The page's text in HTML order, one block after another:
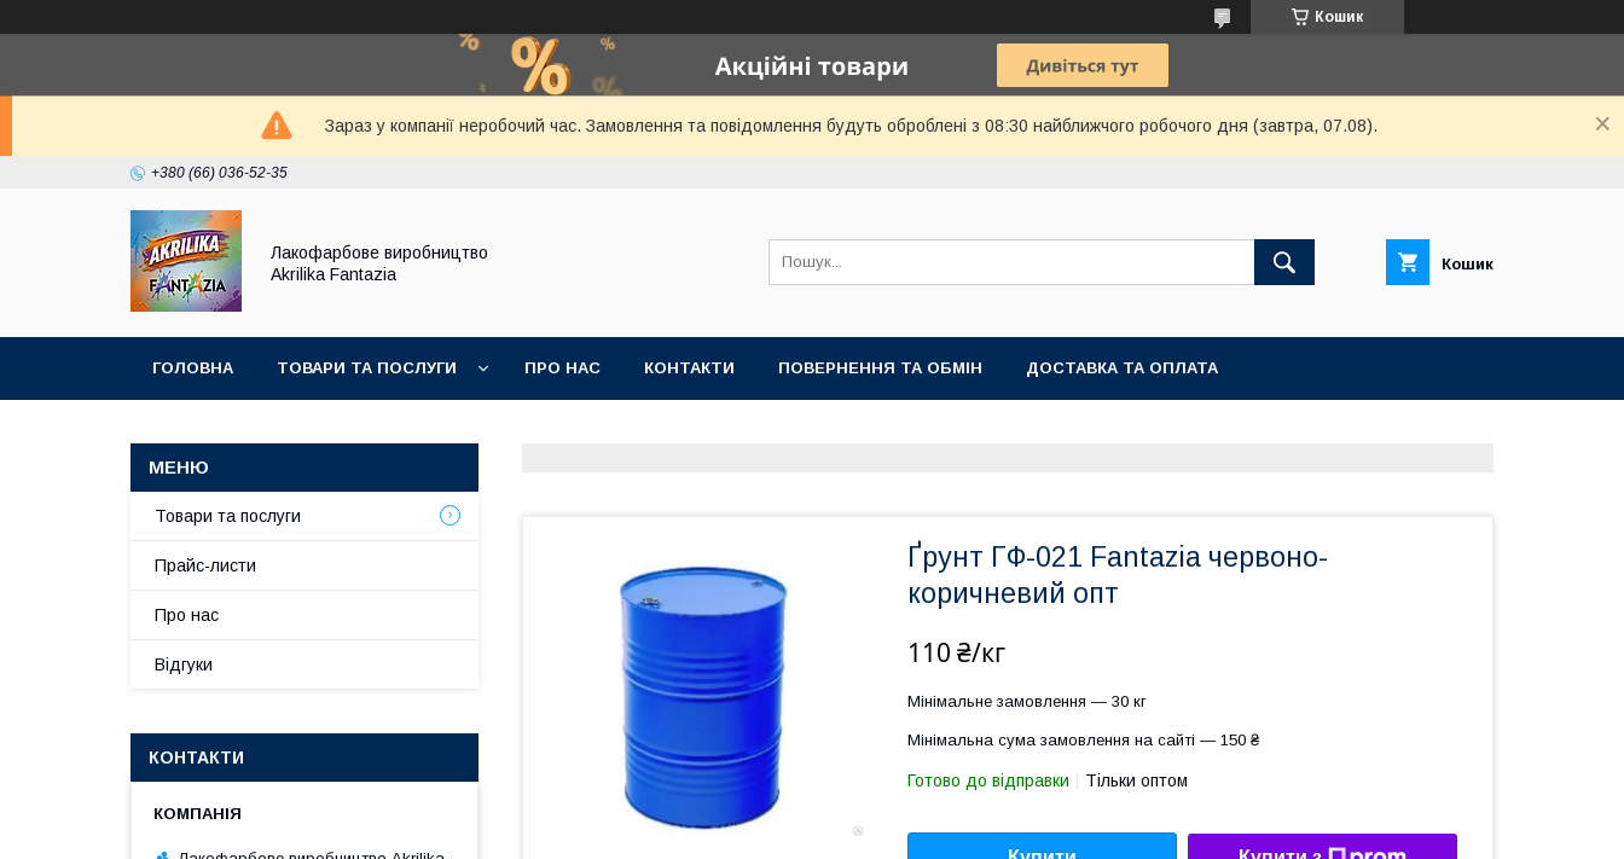
Кошик
Зараз у компанії неробочий час. Замовлення та повідомлення будуть оброблені з 08:30 найближчого робочого дня (завтра, 07.08).
+380 (66) 036-52-35
Лакофарбове виробництво
Akrilika Fantazia
Кошик
ГОЛОВНА ТОВАРИ ТА ПОСЛУГИ ПРО НАС КОНТАКТИ ПОВЕРНЕННЯ ТА ОБМІН ДОСТАВКА ТА ОПЛАТА
Ґрунт ГФ-021 Fantazia червоно-
коричневий опт
110 ₴/кг
Мінімальне замовлення — 30 кг
Мінімальна сума замовлення на сайті — 150 ₴
Готово до відправки Тільки оптом
Товари та послуги
Прайс-листи
Про нас
Відгуки
КОНТАКТИ